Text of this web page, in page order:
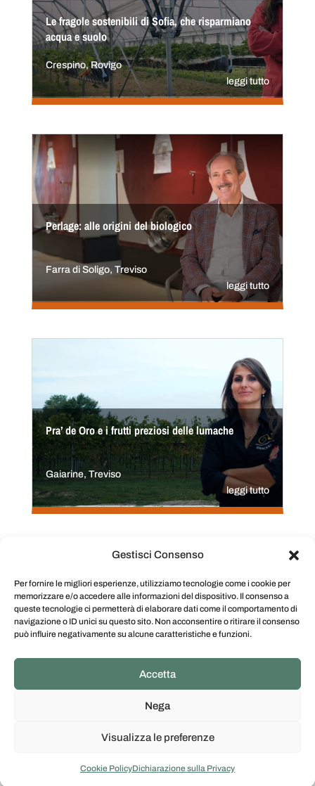
Gestisci Consenso
Per fornire le migliori esperienze, utilizziamo tecnologie come i cookie per
memorizzare e/o accedere alle informazioni del dispositivo. Il consenso a
queste tecnologie ci permetterà di elaborare dati come il comportamento di
navigazione o ID unici su questo sito. Non acconsentire o ritirare il consenso
può influire negativamente su alcune caratteristiche e funzioni.
Accetta
Nega
Visualizza le preferenze
Cookie PolicyDichiarazione sulla Privacy
Le fragole sostenibili di Sofia, che risparmiano
acqua e suolo
Crespino, Rovigo
leggi tutto
Perlage: alle origini del biologico
Farra di Soligo, Treviso
leggi tutto
Pra’ de Oro e i frutti preziosi delle lumache
Gaiarine, Treviso
leggi tutto